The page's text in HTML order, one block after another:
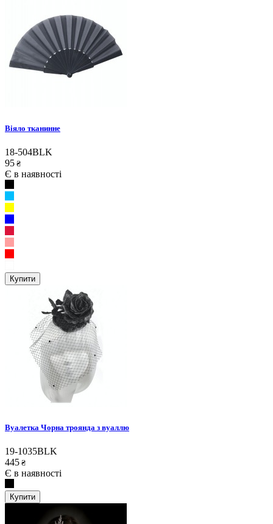
Віяло тканинне
18-504BLK
95 ₴
Є в наявності
Купити
Вуалетка Чорна троянда з вуаллю
19-1035BLK
445 ₴
Є в наявності
Купити